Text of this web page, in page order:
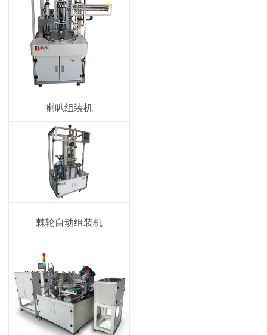
喇叭组装机
棘轮自动组装机